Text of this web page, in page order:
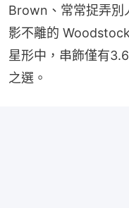
Brown、常常捉弄
影不離的
星形中，串飾僅有
之選。